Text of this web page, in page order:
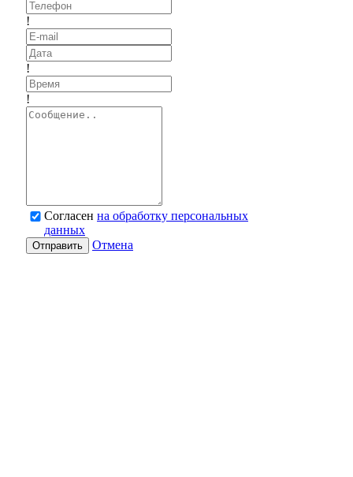
!
!
!
Согласен на обработку персональных
данных
Отправить Отмена